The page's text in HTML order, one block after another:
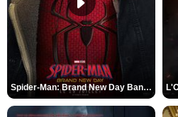
Spider-Man: Brand New Day Bande-annonce VO STFR